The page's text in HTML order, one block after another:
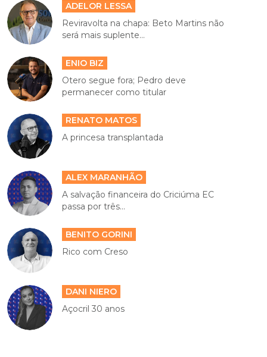
ADELOR LESSA
Reviravolta na chapa: Beto Martins não
será mais suplente...
ENIO BIZ
Otero segue fora; Pedro deve
permanecer como titular
RENATO MATOS
A princesa transplantada
ALEX MARANHÃO
A salvação financeira do Criciúma EC
passa por três...
BENITO GORINI
Rico com Creso
DANI NIERO
Açocril 30 anos